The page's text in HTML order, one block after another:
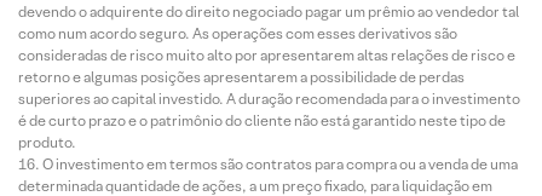
devendo o adquirente do direito negociado pagar um prêmio ao vendedor tal
como num acordo seguro. As operações com esses derivativos são
consideradas de risco muito alto por apresentarem altas relações de risco e
retorno e algumas posições apresentarem a possibilidade de perdas
superiores ao capital investido. A duração recomendada para o investimento
é de curto prazo e o patrimônio do cliente não está garantido neste tipo de
produto.
O investimento em termos são contratos para compra ou a venda de uma
determinada quantidade de ações, a um preço fixado, para liquidação em